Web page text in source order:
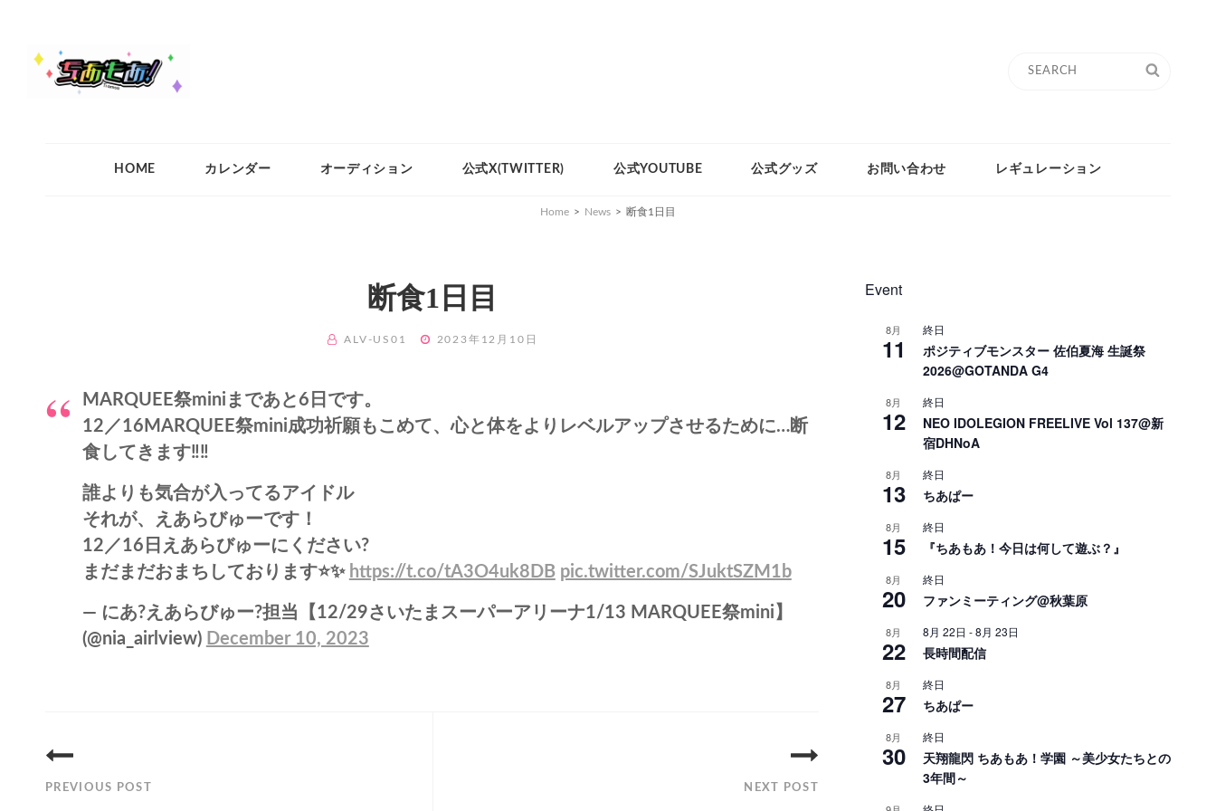
ちあもあ
ちあもあ
Search
HOME カレンダー オーディション 公式X(TWITTER) 公式YOUTUBE 公式グッズ お問い合わせ レギュレーション
Home > News > 断食1日目
断食1日目
BY ALV-US01
POSTED
2023年12月10日
MARQUEE祭miniまであと6日です。
12／16MARQUEE祭mini成功祈願もこめて、心と体をよりレベルアップさせるために…断
食してきます‼️‼️
誰よりも気合が入ってるアイドル
それが、えあらびゅーです！
12／16日えあらびゅーにください?
まだまだおまちしております⭐️✨ https://t.co/tA3O4uk8DB pic.twitter.com/SJuktSZM1b
— にあ?えあらびゅー?担当【12/29さいたまスーパーアリーナ1/13 MARQUEE祭mini】
(@nia_airlview) December 10, 2023
稿
ナ
PREVIOUS POST NEXT POST
Event
8月
11
終日
ポジティブモンスター 佐伯夏海 生誕祭
2026@GOTANDA G4
8月
12
終日
NEO IDOLEGION FREELIVE Vol 137@新
宿DHNoA
8月
13
終日
ちあぱー
8月
15
終日
『ちあもあ！今日は何して遊ぶ？』
8月
20
終日
ファンミーティング@秋葉原
8月
22
8月 22日 -8月 23日
長時間配信
8月
27
終日
ちあぱー
8月
30
終日
天翔龍閃 ちあもあ！学園 ～美少女たちとの
3年間～